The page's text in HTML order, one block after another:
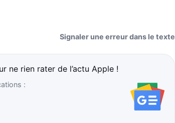
Signaler une erreur dans le texte
ne rien rater de l’actu Apple !
: